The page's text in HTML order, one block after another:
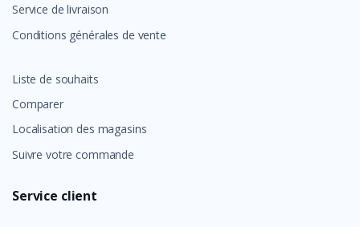
Service de livraison
Conditions générales de vente
Liste de souhaits
Comparer
Localisation des magasins
Suivre votre commande
Service client